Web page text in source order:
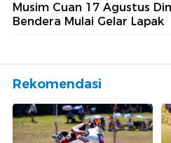
Musim Cuan 17 Agustus
Bendera Mulai Gelar Lapak
Rekomendasi